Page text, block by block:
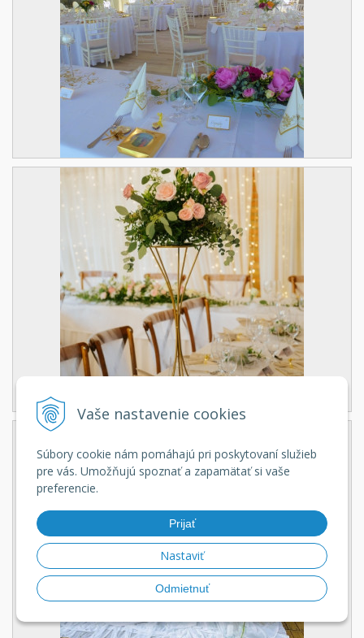
Vaše nastavenie cookies
Súbory cookie nám pomáhajú pri poskytovaní služieb
pre vás. Umožňujú spoznať a zapamätať si vaše
preferencie.
Prijať
Nastaviť
Odmietnuť